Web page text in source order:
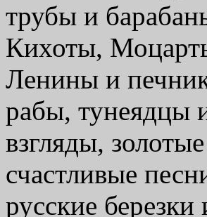
трубы и
Кихоты,
Ленины и
рабы, тунеядцы
взгляды,
счастливые
русские